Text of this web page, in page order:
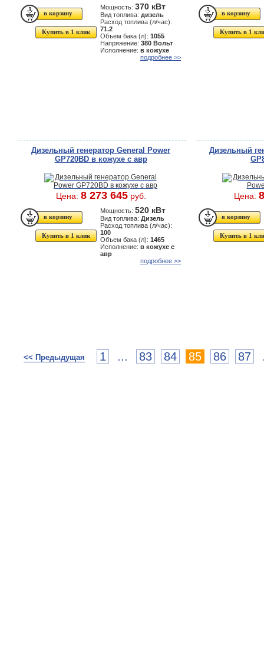
Купить в 1 клик
Мощность: 370 кВт
Вид топлива: дизель
Расход топлива (л/час):
71.2
Объем бака (л): 1055
Напряжение: 380 Вольт
Исполнение: в кожухе
подробнее >>
Купить в 1
Дизельный генератор General Power
GP720BD в кожухе с авр
Цена: 8 273 645руб.
Купить в 1 клик
Мощность: 520 кВт
Вид топлива: Дизель
Расход топлива (л/час):
100
Объем бака (л): 1465
Исполнение: в кожухе с
авр
подробнее >>
Дизельный
Цена:
Купить в 1
<< Предыдущая 1 ... 83 84 85 86 87